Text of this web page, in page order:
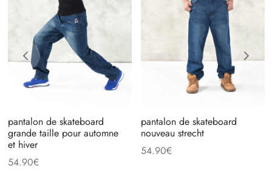
pantalon de skateboard
grande taille pour automne
et hiver
54.90€
pantalon de skateboard
nouveau strecht
54.90€